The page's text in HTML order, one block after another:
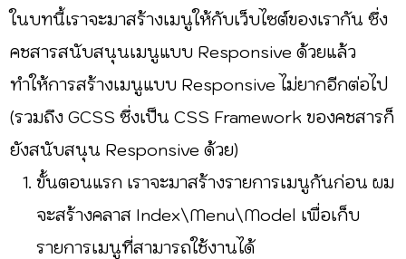
ในบทนี้เราจะมาสร้างเมนูให้กับเว็บไซต์ของเรากัน ซึ่ง
คชสารสนับสนุนเมนูแบบ Responsive ด้วยแล้ว
ทำให้การสร้างเมนูแบบ Responsive ไม่ยากอีกต่อไป
(รวมถึง GCSS ซึ่งเป็น CSS Framework ของคชสารก็
ยังสนับสนุน Responsive ด้วย)
ขั้นตอนแรก เราจะมาสร้างรายการเมนูกันก่อน ผม
จะสร้างคลาส Index\Menu\Model เพื่อเก็บ
รายการเมนูที่สามารถใช้งานได้